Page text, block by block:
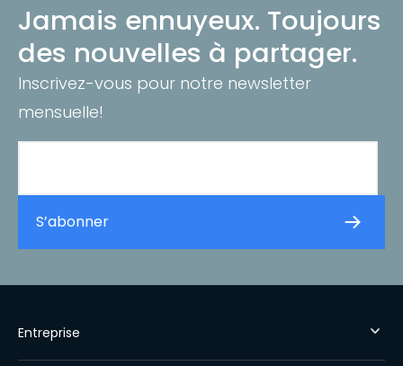
Jamais ennuyeux. Toujours
des nouvelles à partager.
Inscrivez-vous pour notre newsletter
mensuelle!
Entreprise